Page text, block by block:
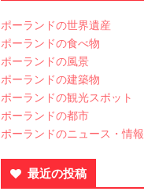
ポーランドの世界遺産
ポーランドの食べ物
ポーランドの風景
ポーランドの建築物
ポーランドの観光スポット
ポーランドの都市
ポーランドのニュース・情報
最近の投稿